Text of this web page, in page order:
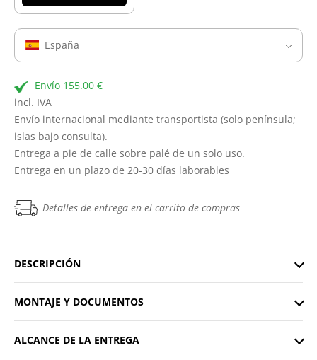
España
Envío 155.00 €
incl. IVA
Envío internacional mediante transportista (solo península;
islas bajo consulta).
Entrega a pie de calle sobre palé de un solo uso.
Entrega en un plazo de 20-30 días laborables
Detalles de entrega en el carrito de compras
DESCRIPCIÓN
MONTAJE Y DOCUMENTOS
ALCANCE DE LA ENTREGA